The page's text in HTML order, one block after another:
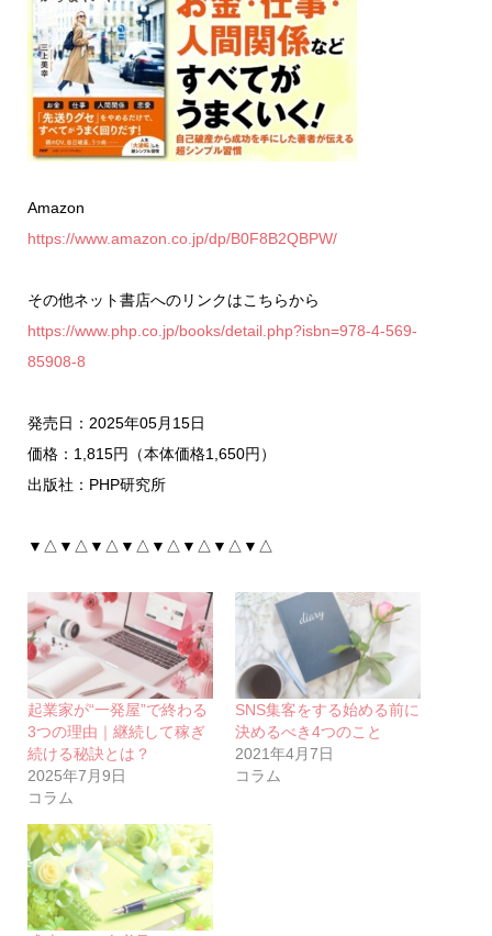
Amazon
https://www.amazon.co.jp/dp/B0F8B2QBPW/
その他ネット書店へのリンクはこちらから
https://www.php.co.jp/books/detail.php?isbn=978-4-569-
85908-8
発売日：2025年05月15日
価格：1,815円（本体価格1,650円）
出版社：PHP研究所
▼△▼△▼△▼△▼△▼△▼△▼△
起業家が“一発屋”で終わる
3つの理由｜継続して稼ぎ
続ける秘訣とは？
2025年7月9日
コラム
SNS集客をする始める前に
決めるべき4つのこと
2021年4月7日
コラム